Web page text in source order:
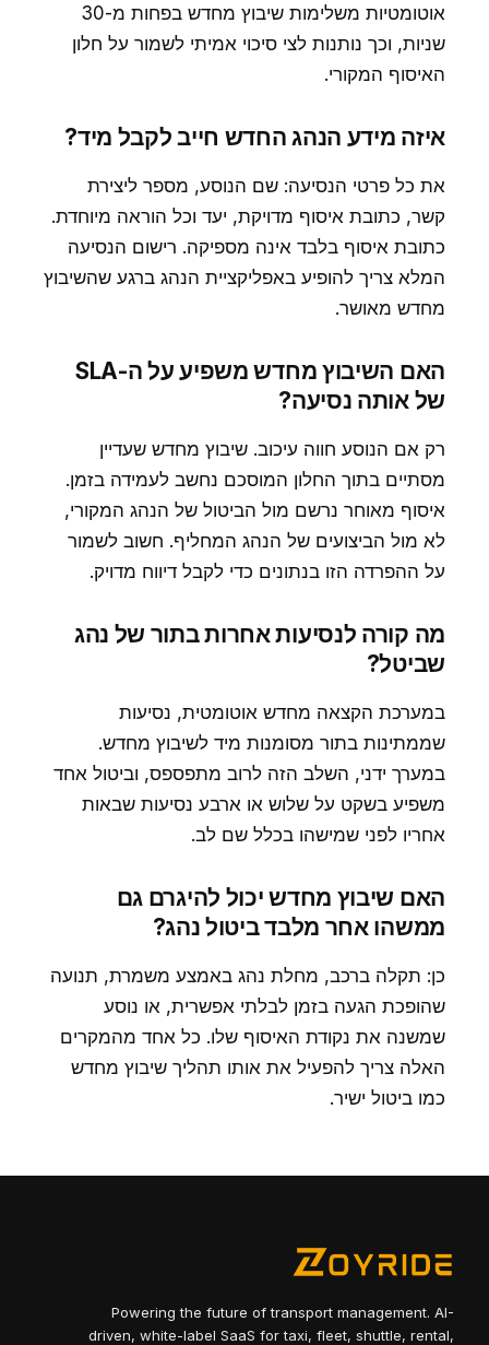
אוטומטיות משלימות שיבוץ מחדש בפחות מ-30
שניות, וכך נותנות לצי סיכוי אמיתי לשמור על חלון
האיסוף המקורי.
איזה מידע הנהג החדש חייב לקבל מיד?
את כל פרטי הנסיעה: שם הנוסע, מספר ליצירת
קשר, כתובת איסוף מדויקת, יעד וכל הוראה מיוחדת.
כתובת איסוף בלבד אינה מספיקה. רישום הנסיעה
המלא צריך להופיע באפליקציית הנהג ברגע שהשיבוץ
מחדש מאושר.
האם השיבוץ מחדש משפיע על ה-SLA
של אותה נסיעה?
רק אם הנוסע חווה עיכוב. שיבוץ מחדש שעדיין
מסתיים בתוך החלון המוסכם נחשב לעמידה בזמן.
איסוף מאוחר נרשם מול הביטול של הנהג המקורי,
לא מול הביצועים של הנהג המחליף. חשוב לשמור
על ההפרדה הזו בנתונים כדי לקבל דיווח מדויק.
מה קורה לנסיעות אחרות בתור של נהג
שביטל?
במערכת הקצאה מחדש אוטומטית, נסיעות
שממתינות בתור מסומנות מיד לשיבוץ מחדש.
במערך ידני, השלב הזה לרוב מתפספס, וביטול אחד
משפיע בשקט על שלוש או ארבע נסיעות שבאות
אחריו לפני שמישהו בכלל שם לב.
האם שיבוץ מחדש יכול להיגרם גם
ממשהו אחר מלבד ביטול נהג?
כן: תקלה ברכב, מחלת נהג באמצע משמרת, תנועה
שהופכת הגעה בזמן לבלתי אפשרית, או נוסע
שמשנה את נקודת האיסוף שלו. כל אחד מהמקרים
האלה צריך להפעיל את אותו תהליך שיבוץ מחדש
כמו ביטול ישיר.
Powering the future of transport management. AI-
driven, white-label SaaS for taxi, fleet, shuttle, rental,